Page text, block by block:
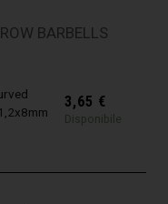
BARBELLS
3,65 €
Disponibile